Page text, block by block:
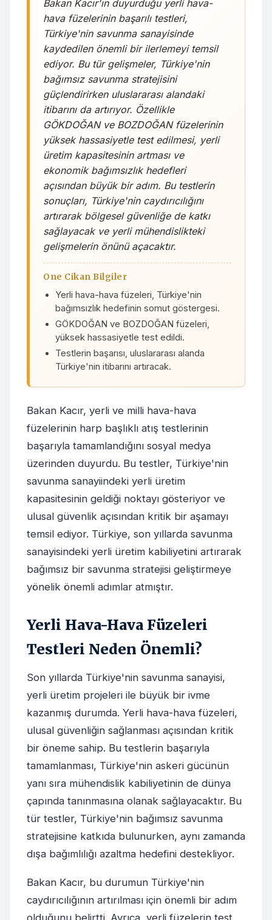
Bakan Kacır'ın duyurduğu yerli hava-
hava füzelerinin başarılı testleri,
Türkiye'nin savunma sanayisinde
kaydedilen önemli bir ilerlemeyi temsil
ediyor. Bu tür gelişmeler, Türkiye'nin
bağımsız savunma stratejisini
güçlendirirken uluslararası alandaki
itibarını da artırıyor. Özellikle
GÖKDOĞAN ve BOZDOĞAN füzelerinin
yüksek hassasiyetle test edilmesi, yerli
üretim kapasitesinin artması ve
ekonomik bağımsızlık hedefleri
açısından büyük bir adım. Bu testlerin
sonuçları, Türkiye'nin caydırıcılığını
artırarak bölgesel güvenliğe de katkı
sağlayacak ve yerli mühendislikteki
gelişmelerin önünü açacaktır.
One Cikan Bilgiler
Yerli hava-hava füzeleri, Türkiye'nin
bağımsızlık hedefinin somut göstergesi.
GÖKDOĞAN ve BOZDOĞAN füzeleri,
yüksek hassasiyetle test edildi.
Testlerin başarısı, uluslararası alanda
Türkiye'nin itibarını artıracak.
Bakan Kacır, yerli ve milli hava-hava
füzelerinin harp başlıklı atış testlerinin
başarıyla tamamlandığını sosyal medya
üzerinden duyurdu. Bu testler, Türkiye'nin
savunma sanayiindeki yerli üretim
kapasitesinin geldiği noktayı gösteriyor ve
ulusal güvenlik açısından kritik bir aşamayı
temsil ediyor. Türkiye, son yıllarda savunma
sanayisindeki yerli üretim kabiliyetini artırarak
bağımsız bir savunma stratejisi geliştirmeye
yönelik önemli adımlar atmıştır.
Yerli Hava-Hava Füzeleri
Testleri Neden Önemli?
Son yıllarda Türkiye'nin savunma sanayisi,
yerli üretim projeleri ile büyük bir ivme
kazanmış durumda. Yerli hava-hava füzeleri,
ulusal güvenliğin sağlanması açısından kritik
bir öneme sahip. Bu testlerin başarıyla
tamamlanması, Türkiye'nin askeri gücünün
yanı sıra mühendislik kabiliyetinin de dünya
çapında tanınmasına olanak sağlayacaktır. Bu
tür testler, Türkiye'nin bağımsız savunma
stratejisine katkıda bulunurken, aynı zamanda
dışa bağımlılığı azaltma hedefini destekliyor.
Bakan Kacır, bu durumun Türkiye'nin
caydırıcılığının artırılması için önemli bir adım
olduğunu belirtti. Ayrıca, yerli füzelerin test